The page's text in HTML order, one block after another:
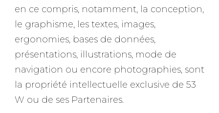
en ce compris, notamment, la conception,
le graphisme, les textes, images,
ergonomies, bases de données,
présentations, illustrations, mode de
navigation ou encore photographies, sont
la propriété intellectuelle exclusive de 53
W ou de ses Partenaires.